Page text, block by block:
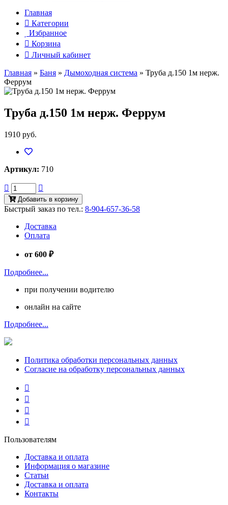
Главная
Категории
Избранное
Корзина
Личный кабинет
Главная » Баня » Дымоходная система » Труба д.150 1м нерж.
Феррум
Труба д.150 1м нерж. Феррум
1910 руб.
Артикул: 710
Добавить в корзину
Быстрый заказ по тел.: 8-904-657-36-58
Доставка
Оплата
от 600 ₽
Подробнее...
при получении водителю
онлайн на сайте
Подробнее...
Политика обработки персональных данных
Согласие на обработку персональных данных
Пользователям
Доставка и оплата
Информация о магазине
Статьи
Доставка и оплата
Контакты